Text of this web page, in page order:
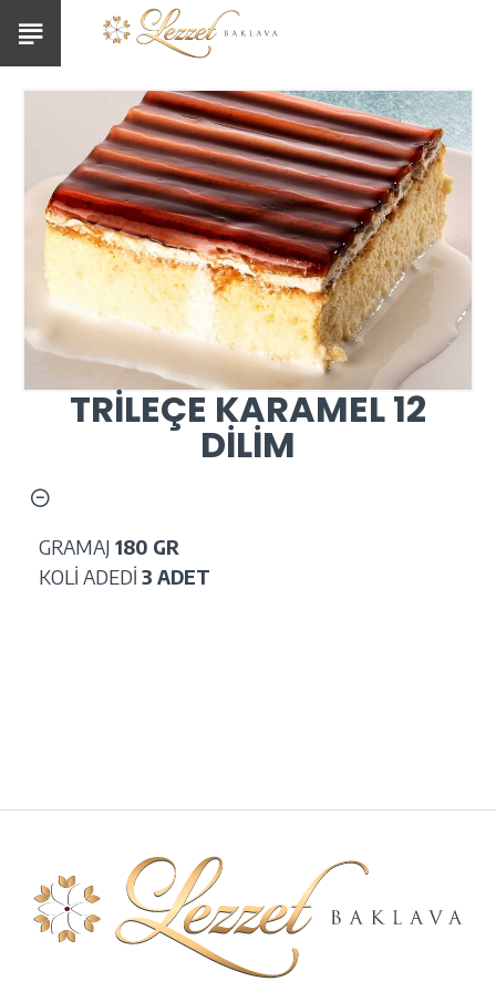
TRİLEÇE KARAMEL 12
DİLİM
GRAMAJ 180 GR
KOLİ ADEDİ 3 ADET